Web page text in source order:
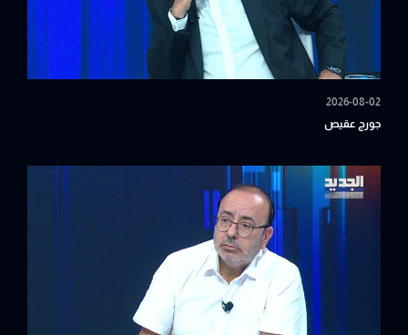
2026-08-02
جورج عقيص